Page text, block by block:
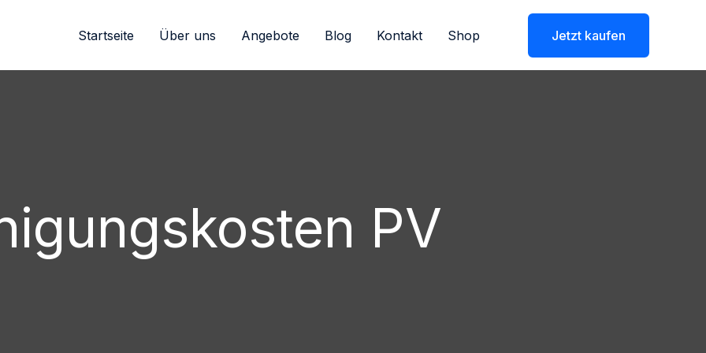
Startseite Über uns Angebote Blog Kontakt Shop Jetzt kaufen
PV